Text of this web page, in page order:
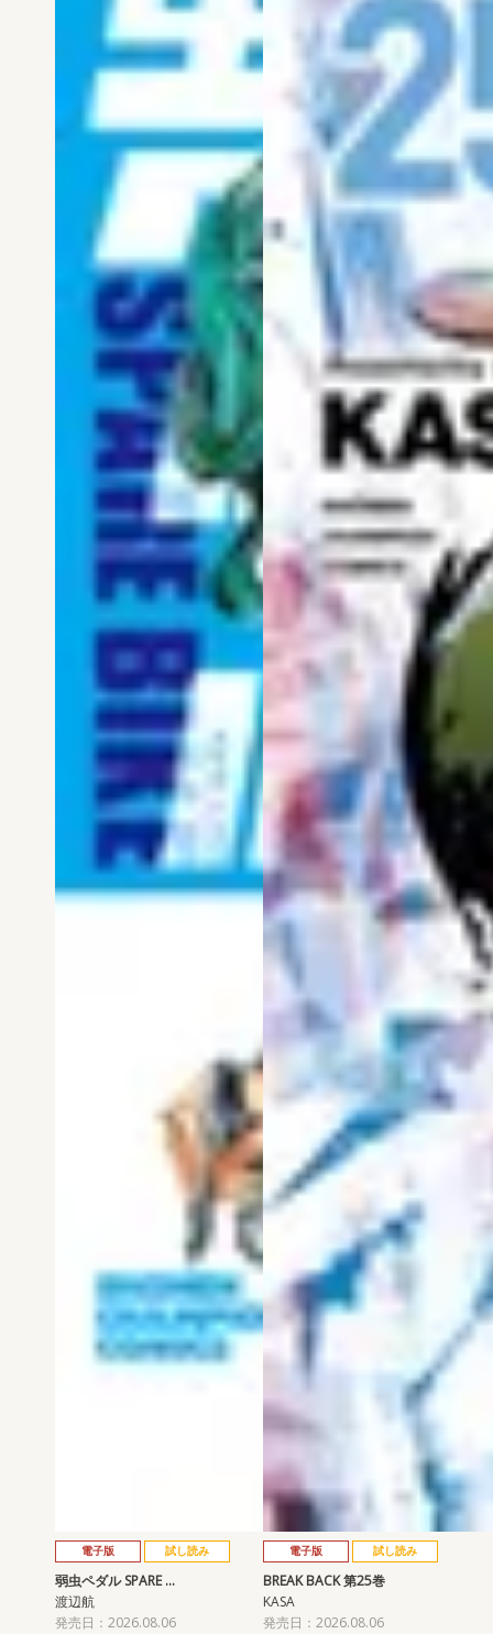
電子版 試し読み
弱虫ペダル SPARE …
渡辺航
発売日：2026.08.06
電子版 試し読み
BREAK BACK 第25巻
KASA
発売日：2026.08.06